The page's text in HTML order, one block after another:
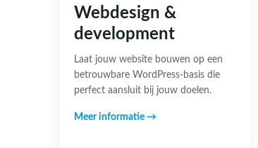
Webdesign &
development
Laat jouw website bouwen op een
betrouwbare WordPress-basis die
perfect aansluit bij jouw doelen.
Meer informatie →